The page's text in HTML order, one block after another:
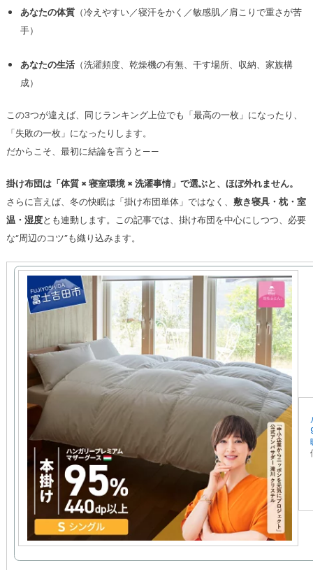
あなたの体質（冷えやすい／寝汗をかく／敏感肌／肩こりで重さが苦
手）
あなたの生活（洗濯頻度、乾燥機の有無、干す場所、収納、家族構
成）
この3つが違えば、同じランキング上位でも「最高の一枚」になったり、
「失敗の一枚」になったりします。
だからこそ、最初に結論を言うと——
掛け布団は「体質 × 寝室環境 × 洗濯事情」で選ぶと、ほぼ外れません。
さらに言えば、冬の快眠は「掛け布団単体」ではなく、 敷き寝具・枕・室
温・湿度とも連動します。この記事では、掛け布団を中心にしつつ、必要
な“周辺のコツ”も織り込みます。